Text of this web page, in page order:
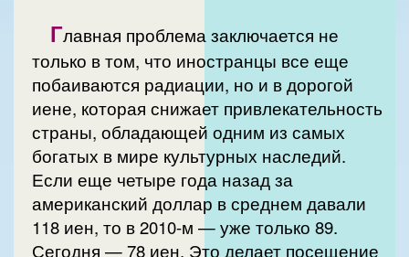
Главная проблема заключается не
только в том, что иностранцы все еще
побаиваются радиации, но и в дорогой
иене, которая снижает привлекательность
страны, обладающей одним из самых
богатых в мире культурных наследий.
Если еще четыре года назад за
американский доллар в среднем давали
118 иен, то в 2010-м — уже только 89.
Сегодня — 78 иен. Это делает посещение